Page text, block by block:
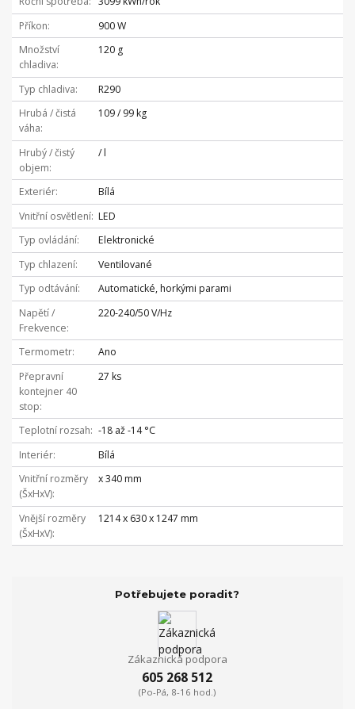
Příkon
900 W
Množství
chladiva
120 g
Typ chladiva
R290
Hrubá / čistá
váha
109 / 99 kg
Hrubý / čistý
objem
/ l
Exteriér
Bílá
Vnitřní osvětlení LED
Typ ovládání
Elektronické
Typ chlazení
Ventilované
Typ odtávání
Automatické, horkými parami
Napětí /
Frekvence
220-240/50 V/Hz
Termometr
Ano
Přepravní
kontejner 40
stop
27 ks
Teplotní rozsah
-18 až -14 °C
Interiér
Bílá
Vnitřní rozměry
(ŠxHxV)
x 340 mm
Vnější rozměry
(ŠxHxV)
1214 x 630 x 1247 mm
Potřebujete poradit?
Zákaznická podpora
605 268 512
(Po-Pá, 8-16 hod.)